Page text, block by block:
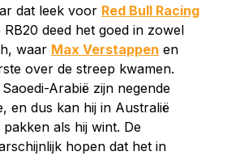
dat leek voor Red Bull Racing
deed het goed in zowel
waar Max Verstappen en
over de streep kwamen.
Arabië zijn negende
en dus kan hij in Australië
als hij wint. De
hopen dat het in